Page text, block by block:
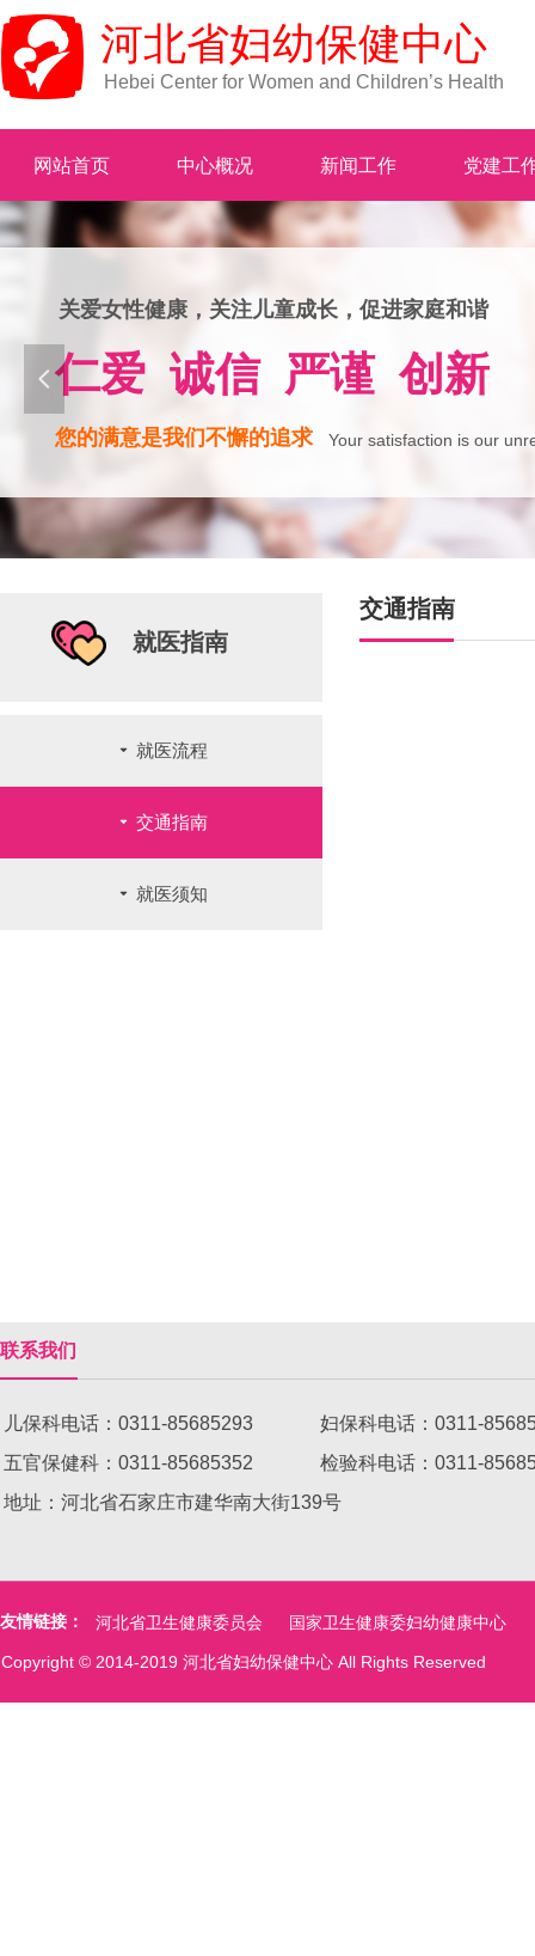
Hebei Center for Women and Children’s Health
河北省妇幼保健中心
您的满意是我们不懈的追求
仁爱 诚信 严谨 创新
关爱女性健康，关注儿童成长，促进家庭和谐
Your satisfaction is our
넳
网站首页 中心概况 新闻工作 党建工
交通指南
就医指南
끙 就医流程
끙 交通指南
끙 就医须知
国家卫生健康委妇幼健康中心
河北省卫生健康委员会
友情链接：
Copyright © 2014-2019 河北省妇幼保健中心 All Rights Reserved
联系我们
儿保科电话：0311-85685293 妇保科电话：0311-
五官保健科：0311-85685352 检验科电话：
地址：河北省石家庄市建华南大街139号